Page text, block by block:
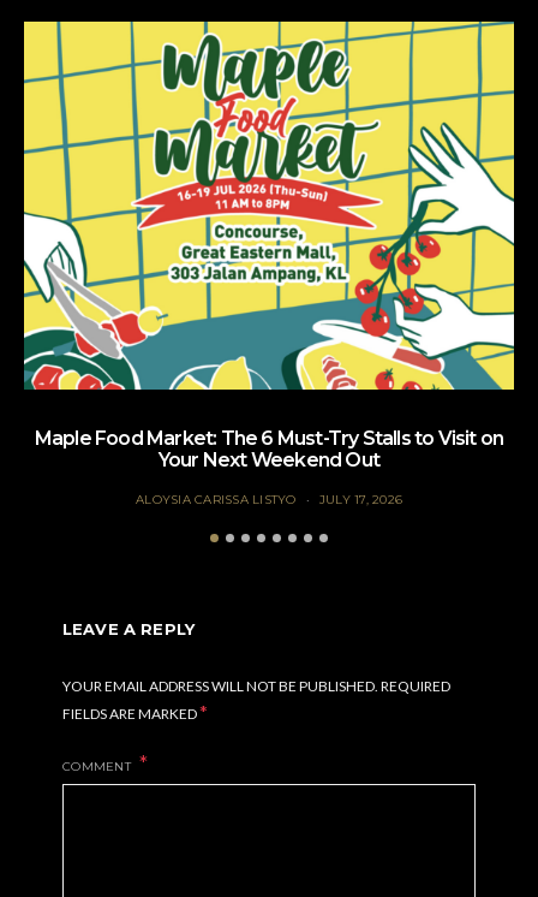
Maple Food Market: The 6 Must-Try Stalls to Visit on
Your Next Weekend Out
ALOYSIA CARISSA LISTYO JULY 17, 2026
LEAVE A REPLY
YOUR EMAIL ADDRESS WILL NOT BE PUBLISHED. REQUIRED
FIELDS ARE MARKED*
COMMENT